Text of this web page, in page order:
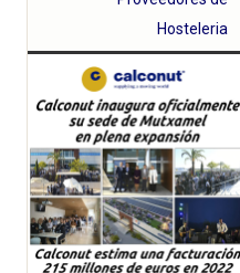
euros
Hosteleria